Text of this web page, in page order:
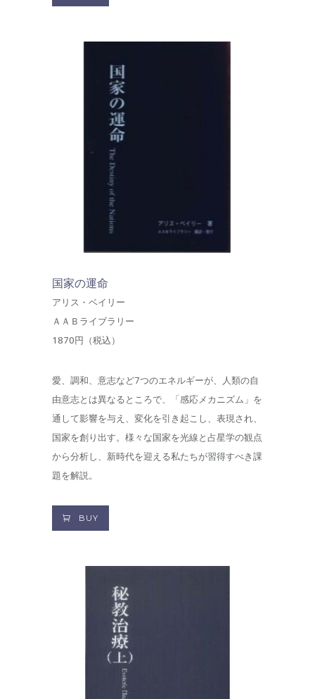
国家の運命
アリス・ベイリー
ＡＡＢライブラリー
1870円（税込）
愛、調和、意志など7つのエネルギーが、人類の自
由意志とは異なるところで、「感応メカニズム」を
通して影響を与え、変化を引き起こし、表現され、
国家を創り出す。様々な国家を光線と占星学の観点
から分析し、新時代を迎える私たちが習得すべき課
題を解説。
BUY